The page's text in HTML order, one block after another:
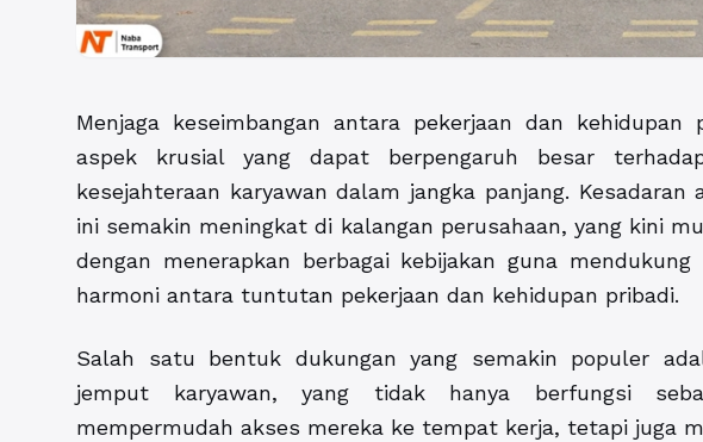
Menjaga keseimbangan antara pekerjaan dan
aspek krusial yang dapat berpengaruh besar
kesejahteraan karyawan dalam jangka panjang. Kesadaran
ini semakin meningkat di kalangan perusahaan, yang kini
dengan menerapkan berbagai kebijakan guna
harmoni antara tuntutan pekerjaan dan kehidupan pribadi.
Salah satu bentuk dukungan yang semakin populer
jemput karyawan, yang tidak hanya berfungsi
mempermudah akses mereka ke tempat kerja, tetapi juga